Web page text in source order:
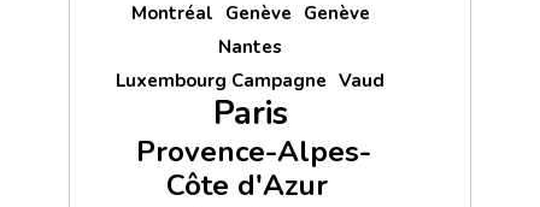
Montréal Genève Genève
Nantes
Luxembourg Campagne Vaud
Paris
Provence-Alpes-
Côte d'Azur